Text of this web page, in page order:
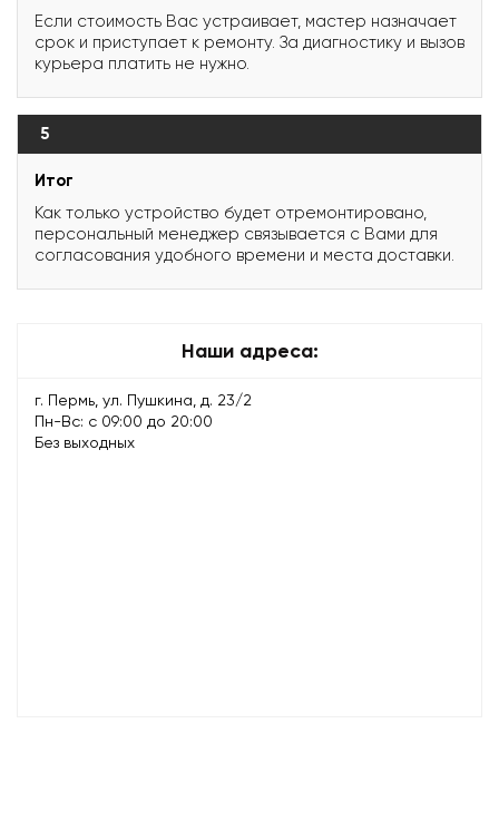
Если стоимость Вас устраивает, мастер назначает
срок и приступает к ремонту. За диагностику и вызов
курьера платить не нужно.
5
Итог
Как только устройство будет отремонтировано,
персональный менеджер связывается с Вами для
согласования удобного времени и места доставки.
Наши адреса:
г. Пермь, ул. Пушкина, д. 23/2
Пн-Вс: с 09:00 до 20:00
Без выходных